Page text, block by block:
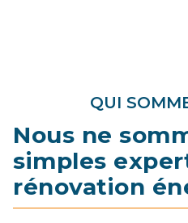
QUI
Nous ne
simples
rénovation